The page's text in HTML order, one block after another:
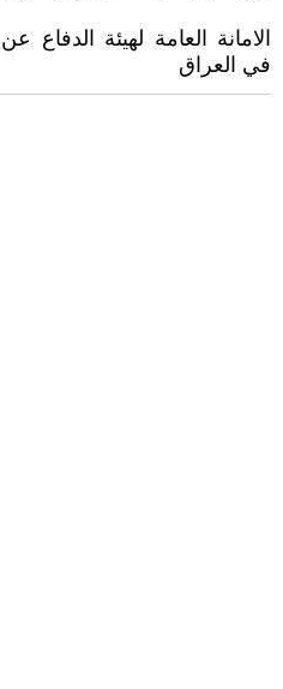
الامانة العامة لهيئة الدفاع
في العراق